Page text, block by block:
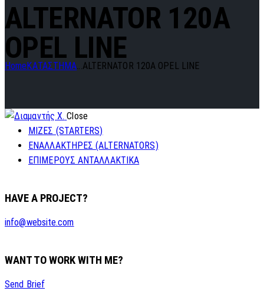
ALTERNATOR 120A
OPEL LINE
Home ΚΑΤΑΣΤΗΜΑ...ALTERNATOR 120A OPEL LINE
Close
ΜΙΖΕΣ (STARTERS)
ΕΝΑΛΛΑΚΤΗΡΕΣ (ALTERNATORS)
ΕΠΙΜΕΡΟΥΣ ΑΝΤΑΛΛΑΚΤΙΚΑ
HAVE A PROJECT?
info@website.com
WANT TO WORK WITH ME?
Send Brief